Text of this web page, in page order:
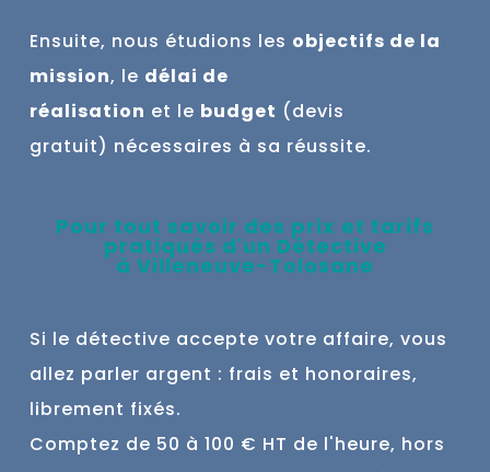
Ensuite, nous étudions les objectifs de la
mission, le délai de
réalisation et le budget (devis
gratuit) nécessaires à sa réussite.
Pour tout savoir des prix et tarifs
pratiqués d'un Détective
à Villeneuve-Tolosane
Si le détective accepte votre affaire, vous
allez parler argent : frais et honoraires,
librement fixés.
Comptez de 50 à 100 € HT de l'heure, hors